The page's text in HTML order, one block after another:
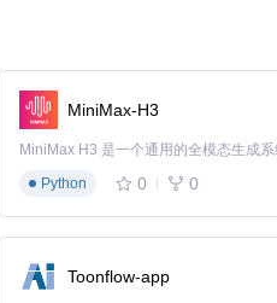
MiniMax-H3
Python
0 0
Toonflow-app